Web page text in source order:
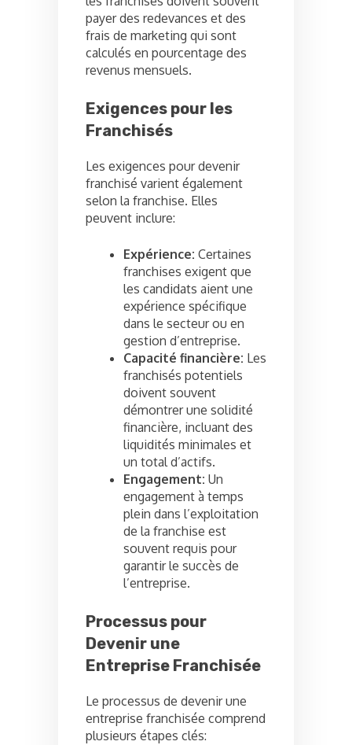
payer des redevances et des
frais de marketing qui sont
calculés en pourcentage des
revenus mensuels.
Exigences pour les
Franchisés
Les exigences pour devenir
franchisé varient également
selon la franchise. Elles
peuvent inclure:
Expérience: Certaines
franchises exigent que
les candidats aient une
expérience spécifique
dans le secteur ou en
gestion d’entreprise.
Capacité financière: Les
franchisés potentiels
doivent souvent
démontrer une solidité
financière, incluant des
liquidités minimales et
un total d’actifs.
Engagement: Un
engagement à temps
plein dans l’exploitation
de la franchise est
souvent requis pour
garantir le succès de
l’entreprise.
Processus pour
Devenir une
Entreprise Franchisée
Le processus de devenir une
entreprise franchisée comprend
plusieurs étapes clés: